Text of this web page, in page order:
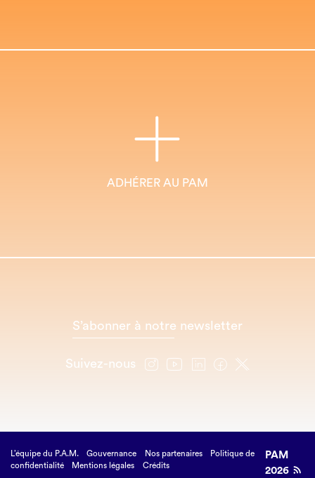
ADHÉRER AU PAM
S’abonner à notre newsletter
Suivez-nous
L’équipe du P.A.M. Gouvernance Nos partenaires
Politique de
confidentialité
Mentions légales Crédits
PAM
2026